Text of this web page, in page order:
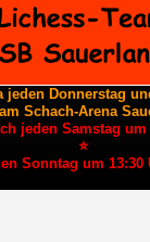
jeden Donnerstag
Schach-Arena
jeden Samstag
⭐
Sonntag um 13:30